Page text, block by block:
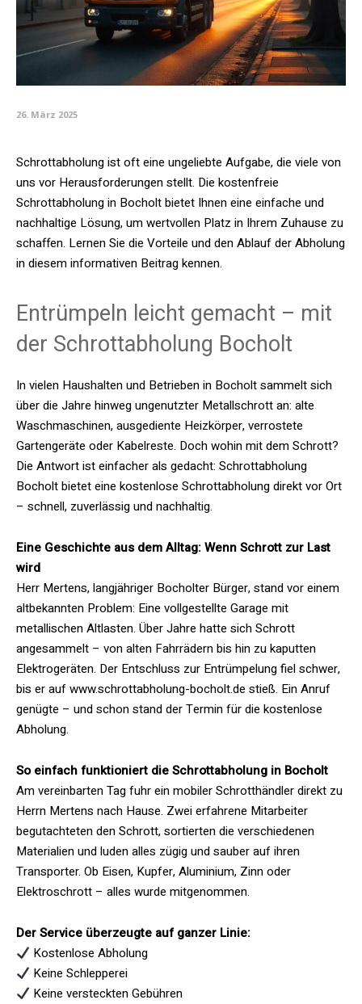
26. März 2025
Schrottabholung ist oft eine ungeliebte Aufgabe, die viele von
uns vor Herausforderungen stellt. Die kostenfreie
Schrottabholung in Bocholt bietet Ihnen eine einfache und
nachhaltige Lösung, um wertvollen Platz in Ihrem Zuhause zu
schaffen. Lernen Sie die Vorteile und den Ablauf der Abholung
in diesem informativen Beitrag kennen.
Entrümpeln leicht gemacht – mit
der Schrottabholung Bocholt
In vielen Haushalten und Betrieben in Bocholt sammelt sich
über die Jahre hinweg ungenutzter Metallschrott an: alte
Waschmaschinen, ausgediente Heizkörper, verrostete
Gartengeräte oder Kabelreste. Doch wohin mit dem Schrott?
Die Antwort ist einfacher als gedacht: Schrottabholung
Bocholt bietet eine kostenlose Schrottabholung direkt vor Ort
– schnell, zuverlässig und nachhaltig.
Eine Geschichte aus dem Alltag: Wenn Schrott zur Last
wird
Herr Mertens, langjähriger Bocholter Bürger, stand vor einem
altbekannten Problem: Eine vollgestellte Garage mit
metallischen Altlasten. Über Jahre hatte sich Schrott
angesammelt – von alten Fahrrädern bis hin zu kaputten
Elektrogeräten. Der Entschluss zur Entrümpelung fiel schwer,
bis er auf www.schrottabholung-bocholt.de stieß. Ein Anruf
genügte – und schon stand der Termin für die kostenlose
Abholung.
So einfach funktioniert die Schrottabholung in Bocholt
Am vereinbarten Tag fuhr ein mobiler Schrotthändler direkt zu
Herrn Mertens nach Hause. Zwei erfahrene Mitarbeiter
begutachteten den Schrott, sortierten die verschiedenen
Materialien und luden alles zügig und sauber auf ihren
Transporter. Ob Eisen, Kupfer, Aluminium, Zinn oder
Elektroschrott – alles wurde mitgenommen.
Der Service überzeugte auf ganzer Linie:
Kostenlose Abholung
Keine Schlepperei
Keine versteckten Gebühren